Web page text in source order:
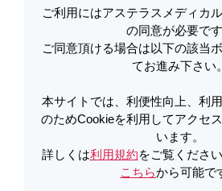
エキスパート解説コ
ビーリンサイトの海外第Ⅲ
験（TOWER試験）の統計
臨床試験を読み解くにあたり、臨床
に影響するか、統計的なポイントを
ご利用にはアステラスメディカ
の同意が必要です
ご同意頂ける場合は以下の該当
てお進み下さい。
本サイトでは、利便性向上、利
のためCookieを利用してアクセ
います。
詳しくは利用規約をご覧くださ
こちらから可能で